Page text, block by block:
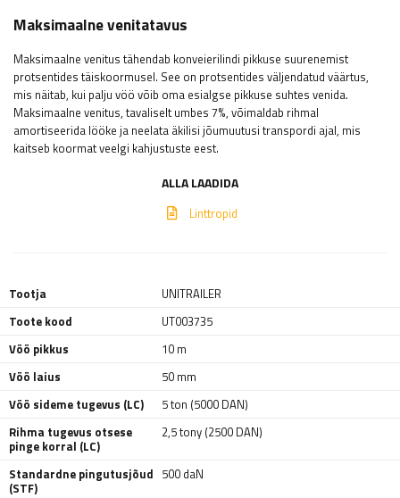
Maksimaalne venitatavus
Maksimaalne venitus tähendab konveierilindi pikkuse suurenemist
protsentides täiskoormusel. See on protsentides väljendatud väärtus,
mis näitab, kui palju vöö võib oma esialgse pikkuse suhtes venida.
Maksimaalne venitus, tavaliselt umbes 7%, võimaldab rihmal
amortiseerida lööke ja neelata äkilisi jõumuutusi transpordi ajal, mis
kaitseb koormat veelgi kahjustuste eest.
ALLA LAADIDA
Linttropid
Tootja
UNITRAILER
Toote kood
UT003735
Vöö pikkus
10 m
Vöö laius
50 mm
Vöö sideme tugevus (LC)
5 ton (5000 DAN)
Rihma tugevus otsese
pinge korral (LC)
2,5 tony (2500 DAN)
Standardne pingutusjõud
(STF)
500 daN